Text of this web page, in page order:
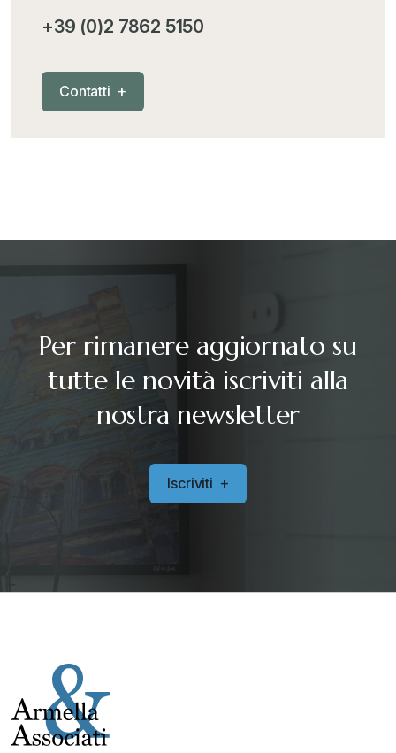
RAEE +
Sanzioni +
Senza categoria
Stampa 2021 +
Stampa 2023
+39 (0)2 7862 5150
Contatti +
Per rimanere aggiornato su
tutte le novità iscriviti alla
nostra newsletter
Iscriviti +